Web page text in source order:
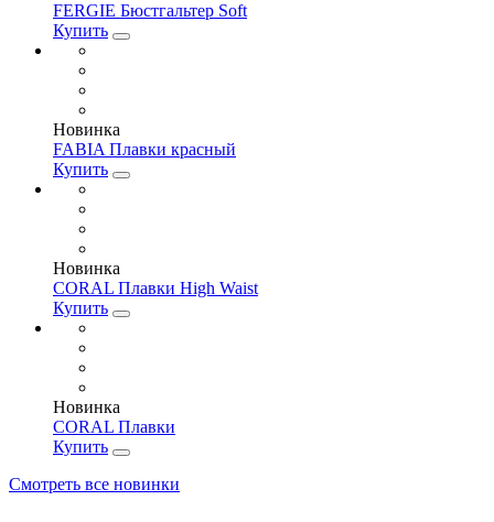
FERGIE Бюстгальтер Soft
Купить
Новинка
FABIA Плавки красный
Купить
Новинка
CORAL Плавки High Waist
Купить
Новинка
CORAL Плавки
Купить
Смотреть все новинки